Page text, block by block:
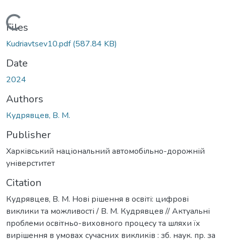
Loading...
Files
Kudriavtsev10.pdf(587.84 KB)
Date
2024
Authors
Кудрявцев, В. М.
Publisher
Харківський національний автомобільно-дорожній
універститет
Citation
Кудрявцев, В. М. Нові рішення в освіті: цифрові
виклики та можливості / В. М. Кудрявцев // Актуальні
проблеми освітньо-виховного процесу та шляхи їх
вирішення в умовах сучасних викликів : зб. наук. пр. за